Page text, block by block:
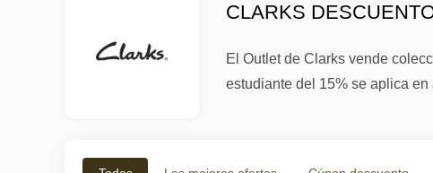
CLARKS
El Outlet de Clarks vende
estudiante del 15% se aplica